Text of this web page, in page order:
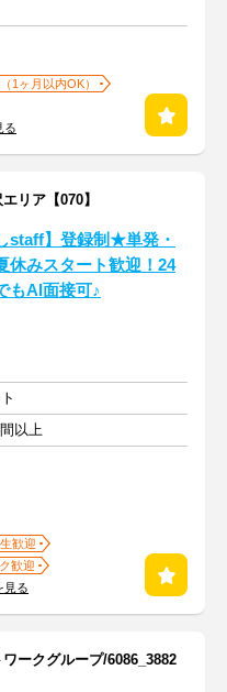
1ヶ月以内OK）
る
リア【070】
staff】登録制★単発・
休みスタート歓迎！24
もAI面接可♪
以上
歓迎
歓迎
見る
ークグループ/6086_3882